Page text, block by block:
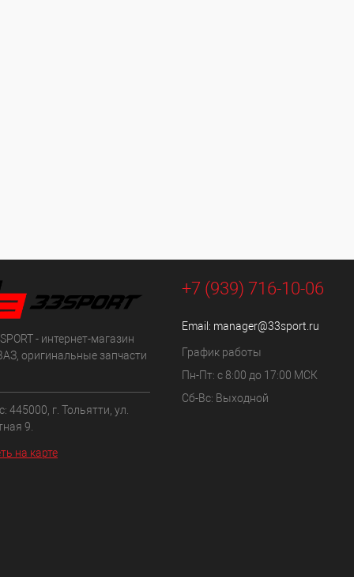
- интернет-магазин
оригинальные запчасти
445000, г. Тольятти, ул.
9.
на карте
+7 (939) 716-10-06
Email: manager@33sport.ru
График работы
Пн-Пт: с 8:00 до 17:00 МСК
Сб-Вс: Выходной